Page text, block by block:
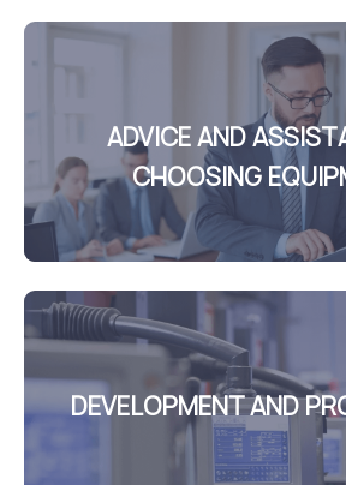
ADVICE AND
CHOOSING
DEVELOPMENT AND